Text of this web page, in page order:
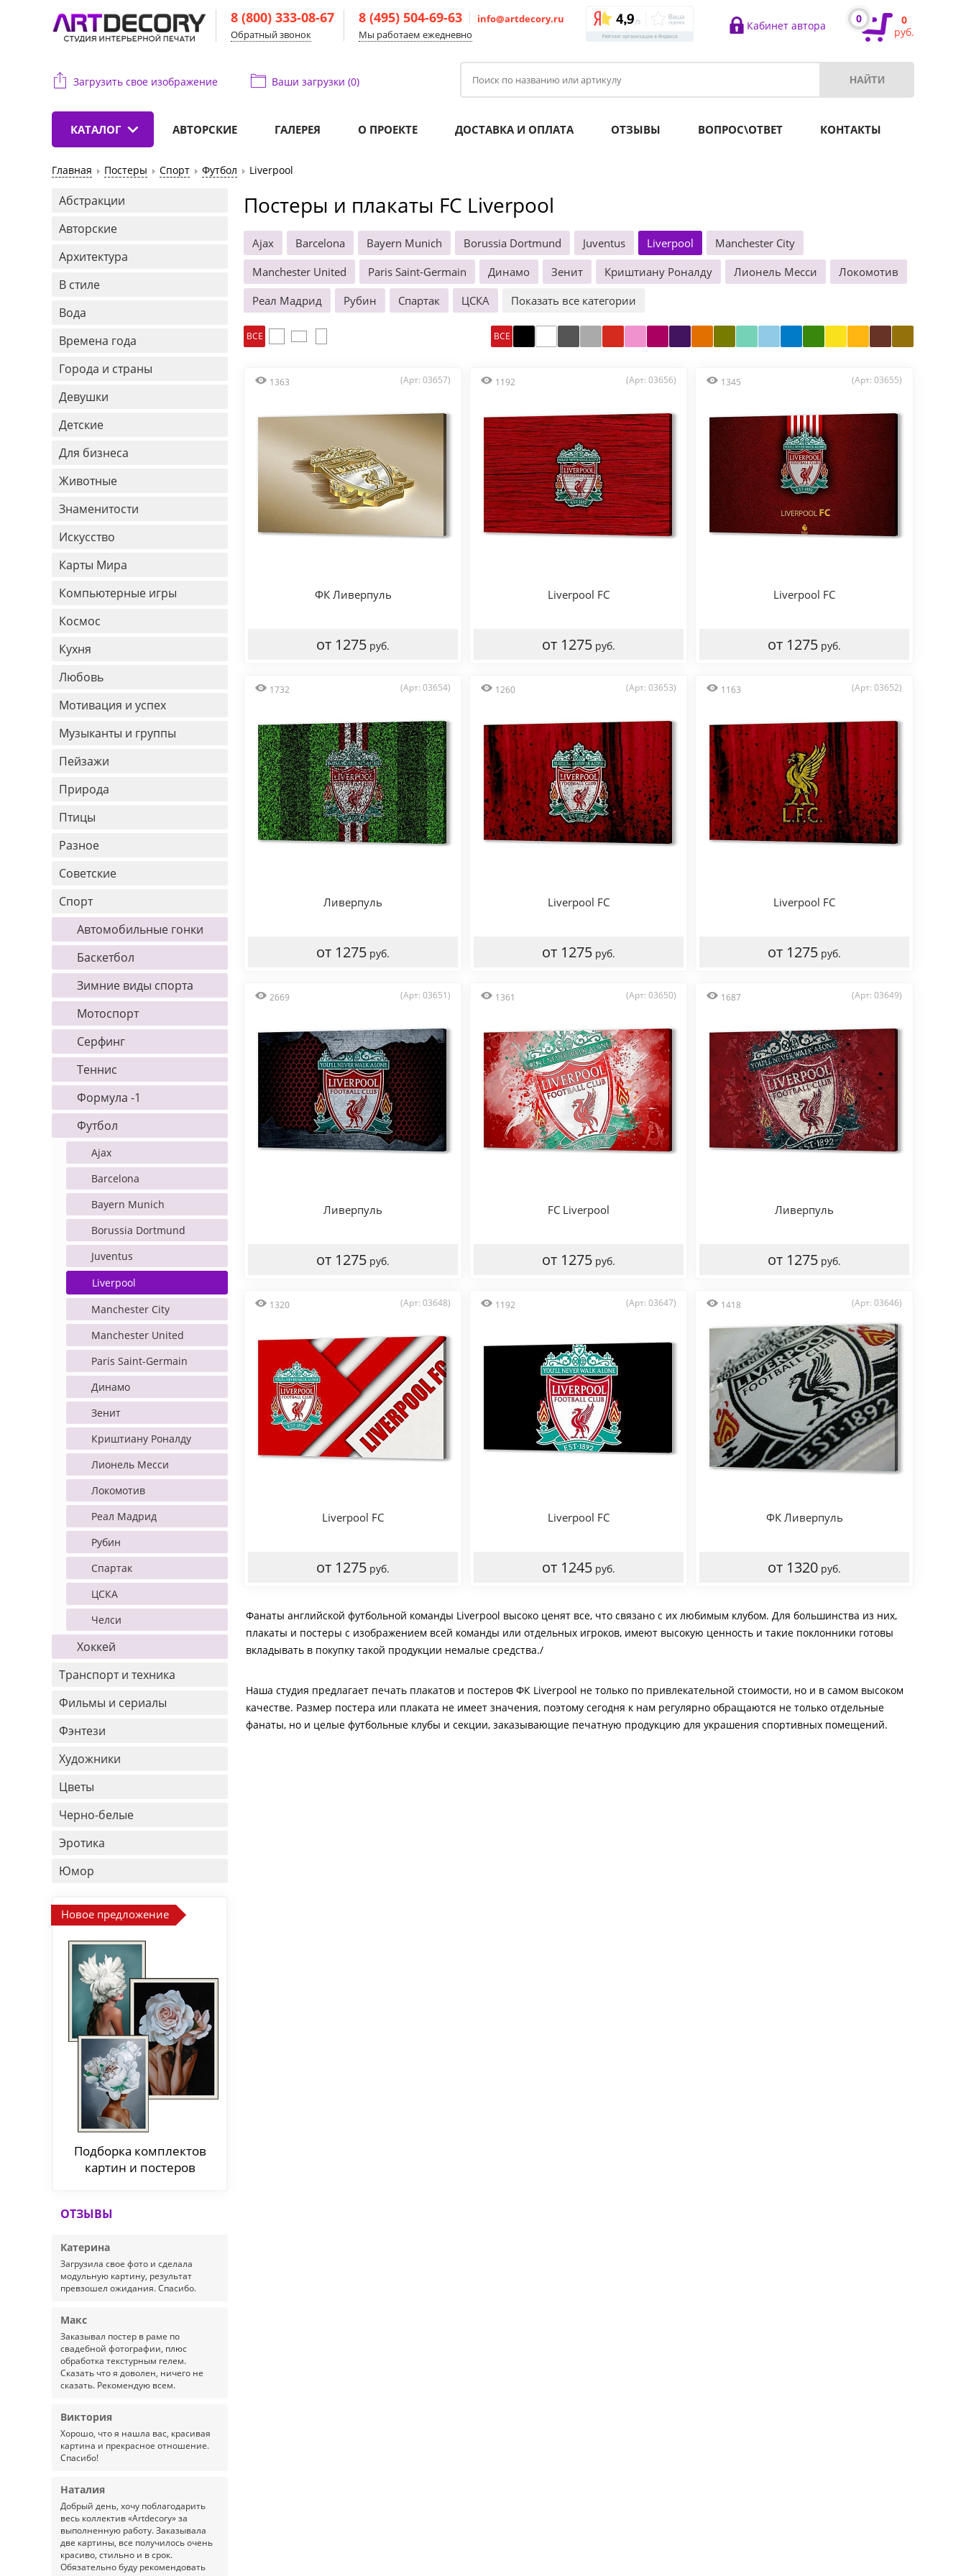
8 (800) 333-08-67
Обратный звонок
8 (495) 504-69-63
info@artdecory.ru
Мы работаем ежедневно
Кабинет автора
0
0
руб.
Загрузить свое изображение Ваши загрузки (0)
КАТАЛОГ АВТОРСКИЕ ГАЛЕРЕЯ О ПРОЕКТЕ ДОСТАВКА И ОПЛАТА ОТЗЫВЫ ВОПРОС\ОТВЕТ КОНТАКТЫ
Главная Постеры Спорт Футбол Liverpool
Абстракции
Авторские
Архитектура
В стиле
Вода
Времена года
Города и страны
Девушки
Детские
Для бизнеса
Животные
Знаменитости
Искусство
Карты Мира
Компьютерные игры
Космос
Кухня
Любовь
Мотивация и успех
Музыканты и группы
Пейзажи
Природа
Птицы
Разное
Советские
Спорт
Автомобильные гонки
Баскетбол
Зимние виды спорта
Мотоспорт
Серфинг
Теннис
Формула -1
Футбол
Ajax
Barcelona
Bayern Munich
Borussia Dortmund
Juventus
Liverpool
Manchester City
Manchester United
Paris Saint-Germain
Динамо
Зенит
Криштиану Роналду
Лионель Месси
Локомотив
Реал Мадрид
Рубин
Спартак
ЦСКА
Челси
Хоккей
Транспорт и техника
Фильмы и сериалы
Фэнтези
Художники
Цветы
Черно-белые
Эротика
Юмор
Новое предложение
Подборка комплектов
картин и постеров
ОТЗЫВЫ
Катерина
Загрузила свое фото и сделала
модульную картину, результат
превзошел ожидания. Спасибо.
Макс
Заказывал постер в раме по
свадебной фотографии, плюс
обработка текстурным гелем.
Сказать что я доволен, ничего не
сказать. Рекомендую всем.
Виктория
Хорошо, что я нашла вас, красивая
картина и прекрасное отношение.
Спасибо!
Наталия
Добрый день, хочу поблагодарить
весь коллектив «Artdecory» за
выполненную работу. Заказывала
две картины, все получилось очень
красиво, стильно и в срок.
Обязательно буду рекомендовать
Постеры и плакаты FC Liverpool
Ajax Barcelona Bayern Munich Borussia Dortmund Juventus Liverpool
Manchester City
Manchester United
Paris Saint-Germain Динамо Зенит Криштиану Роналду Лионель Месси
Локомотив
Реал Мадрид
Рубин Спартак ЦСКА Показать все категории
ВСЕ ВСЕ
1363 (Арт: 03657)
ФК Ливерпуль
от 1275 руб.
1192 (Арт: 03656)
Liverpool FC
от 1275 руб.
1345 (Арт: 03655)
Liverpool FC
от 1275 руб.
1732 (Арт: 03654)
Ливерпуль
от 1275 руб.
1260 (Арт: 03653)
Liverpool FC
от 1275 руб.
1163 (Арт: 03652)
Liverpool FC
от 1275 руб.
2669 (Арт: 03651)
Ливерпуль
от 1275 руб.
1361 (Арт: 03650)
FC Liverpool
от 1275 руб.
1687 (Арт: 03649)
Ливерпуль
от 1275 руб.
1320 (Арт: 03648)
Liverpool FC
от 1275 руб.
1192 (Арт: 03647)
Liverpool FC
от 1245 руб.
1418 (Арт: 03646)
ФК Ливерпуль
от 1320 руб.
Фанаты английской футбольной команды Liverpool высоко ценят все, что связано с их любимым клубом. Для большинства из них,
плакаты и постеры с изображением всей команды или отдельных игроков, имеют высокую ценность и такие поклонники готовы
вкладывать в покупку такой продукции немалые средства./
Наша студия предлагает печать плакатов и постеров ФК Liverpool не только по привлекательной стоимости, но и в самом высоком
качестве. Размер постера или плаката не имеет значения, поэтому сегодня к нам регулярно обращаются не только отдельные
фанаты, но и целые футбольные клубы и секции, заказывающие печатную продукцию для украшения спортивных помещений.